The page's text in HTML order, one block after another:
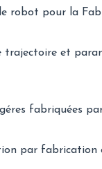
robot pour la
trajectoire et
fabriquées
par fabrication